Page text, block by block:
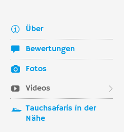
Über
Bewertungen
Fotos
Videos
Tauchsafaris in der
Nähe